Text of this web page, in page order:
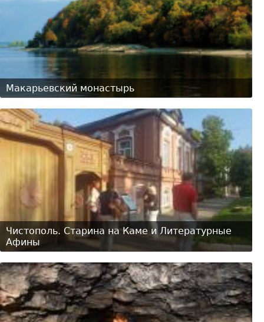
Макарьевский монастырь
Чистополь. Старина на Каме и Литературные
Афины